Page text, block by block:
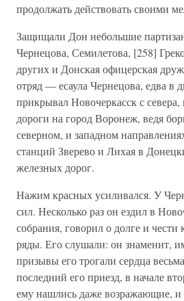
продолжать действовать своими
Защищали Дон небольшие
Чернецова, Семилетова, [258]
других и Донская офицерская
отряд — есаула Чернецова, едва в
прикрывал Новочеркасск с севера,
дороги на город Воронеж, ведя
северном, и западном
станций Зверево и Лихая в
железных дорог.
Нажим красных усиливался. У
сил. Несколько раз он ездил в
собрания, говорил о долге и чести
ряды. Его слушали: он знаменит,
призывы его трогали сердца
последний его приезд, в начале
ему нашлись даже возражающие,